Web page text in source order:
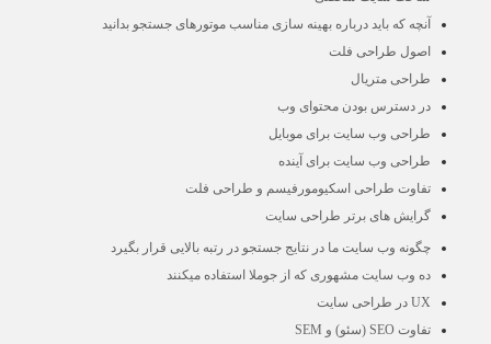
آنچه که باید درباره بهینه سازی مناسب موتورهای جستجو بدانید
اصول طراحی فلت
طراحی متریال
در دسترس بودن محتوای وب
طراحی وب سایت برای موبایل
طراحی وب سایت برای آینده
تفاوت طراحی اسکیومورفیسم و طراحی فلت
گرایش های برتر طراحی سایت
چگونه وب سایت ما در نتایج جستجو در رتبه بالایی قرار بگیرد
ده وب سایت مشهوری که از جوملا استفاده میکنند
UX در طراحی سایت
تفاوت SEO (سئو) و SEM